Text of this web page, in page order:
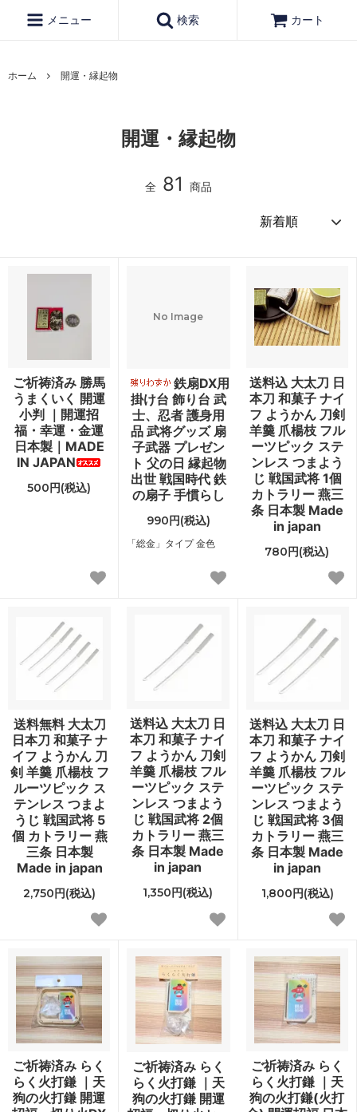
メニュー 検索 カート
ホーム 開運・縁起物
開運・縁起物
全 81 商品
ご祈祷済み 勝馬
うまくいく 開運
小判 ｜開運招
福・幸運・金運
日本製｜MADE
IN JAPAN
500円(税込)
No Image
鉄扇DX用
掛け台 飾り台 武
士、忍者 護身用
品 武将グッズ 扇
子武器 プレゼン
ト 父の日 縁起物
出世 戦国時代 鉄
の扇子 手慣らし
990円(税込)
「総金」タイプ 金色
送料込 大太刀 日
本刀 和菓子 ナイ
フ ようかん 刀剣
羊羹 爪楊枝 フル
ーツピック ステ
ンレス つまよう
じ 戦国武将 1個
カトラリー 燕三
条 日本製 Made
in japan
780円(税込)
送料無料 大太刀
日本刀 和菓子 ナ
イフ ようかん 刀
剣 羊羹 爪楊枝 フ
ルーツピック ス
テンレス つまよ
うじ 戦国武将 5
個 カトラリー 燕
三条 日本製
Made in japan
2,750円(税込)
送料込 大太刀 日
本刀 和菓子 ナイ
フ ようかん 刀剣
羊羹 爪楊枝 フル
ーツピック ステ
ンレス つまよう
じ 戦国武将 2個
カトラリー 燕三
条 日本製 Made
in japan
1,350円(税込)
送料込 大太刀 日
本刀 和菓子 ナイ
フ ようかん 刀剣
羊羹 爪楊枝 フル
ーツピック ステ
ンレス つまよう
じ 戦国武将 3個
カトラリー 燕三
条 日本製 Made
in japan
1,800円(税込)
ご祈祷済み らく
らく火打鎌 ｜天
狗の火打鎌 開運
ご祈祷済み らく
らく火打鎌 ｜天
狗の火打鎌 開運
ご祈祷済み らく
らく火打鎌 ｜天
狗の火打鎌(火打